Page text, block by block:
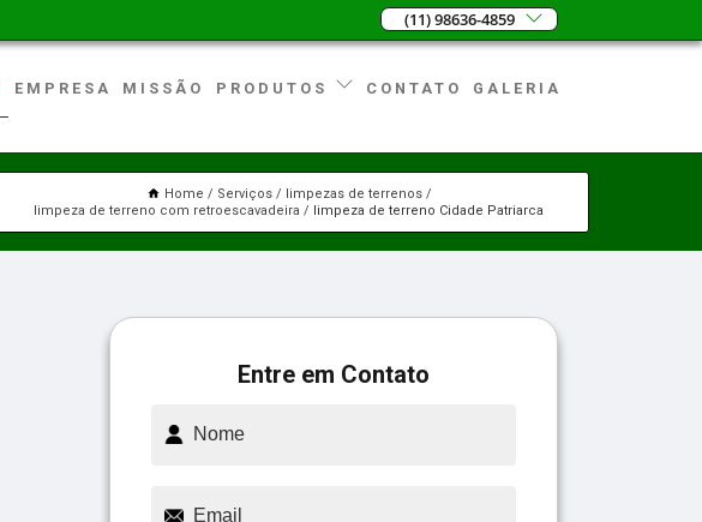
(11) 98636-4859
EMPRESA MISSÃO PRODUTOS CONTATO GALERIA
Home Serviços
limpezas de terrenos
limpeza de terreno com retroescavadeira
limpeza de terreno Cidade Patriarca
Entre em Contato